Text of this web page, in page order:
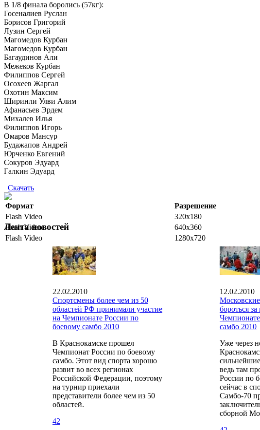
В 1/8 финала боролись (57кг):
Госеналиев Руслан
Борисов Григорий
Лузин Сергей
Магомедов Курбан
Магомедов Курбан
Багаудинов Али
Межеков Курбан
Филиппов Сергей
Осохеев Жаргал
Охотин Максим
Ширинли Улви Алим
Афанасьев Эрдем
Михалев Илья
Филиппов Игорь
Омаров Мансур
Будажапов Андрей
Юрченко Евгений
Сокуров Эдуард
Галкин Эдуард
Скачать
Формат Разрешение
Flash Video
320x180
Flash Video
640x360
Flash Video
1280x720
Лента новостей
22.02.2010
Спортсмены более чем из 50
областей РФ принимали участие
на Чемпионате России по
боевому самбо 2010
В Краснокамске прошел
Чемпионат России по боевому
самбо. Этот вид спорта хорошо
развит во всех регионах
Российской Федерации, поэтому
на турнир приехали
представители более чем из 50
областей.
42
12.02.2010
бороться
самбо 2010
Уже через
ведь там
России по
сейчас в
Самбо-70
сборной